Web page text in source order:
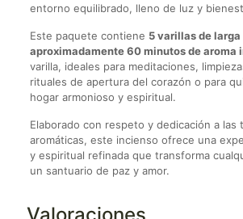
entorno equilibrado, lleno de luz y
Este paquete contiene 5 varillas de
aproximadamente 60 minutos de aroma
varilla, ideales para meditaciones,
rituales de apertura del corazón o para
hogar armonioso y espiritual.
Elaborado con respeto y dedicación a las
aromáticas, este incienso ofrece una
y espiritual refinada que transforma
un santuario de paz y amor.